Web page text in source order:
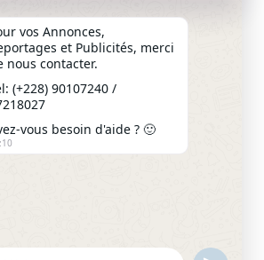
PRÉNAM
vos Annonces,
et Publicités, merci
nous contacter.
(+228) 90107240 /
vous besoin d'aide ? 🙂